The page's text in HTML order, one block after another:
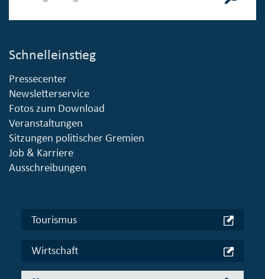
Schnelleinstieg
Pressecenter
Newsletterservice
Fotos zum Download
Veranstaltungen
Sitzungen politischer Gremien
Job & Karriere
Ausschreibungen
Tourismus
Wirtschaft